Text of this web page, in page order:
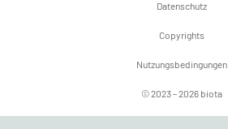
Datenschutz
Copyrights
Nutzungsbedingungen
© 2023 – 2026 biota